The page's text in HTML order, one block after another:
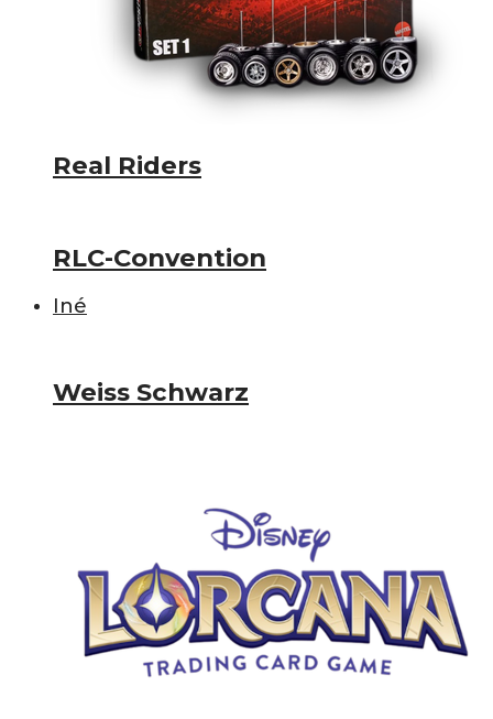
Real Riders
RLC-Convention
Iné
Weiss Schwarz